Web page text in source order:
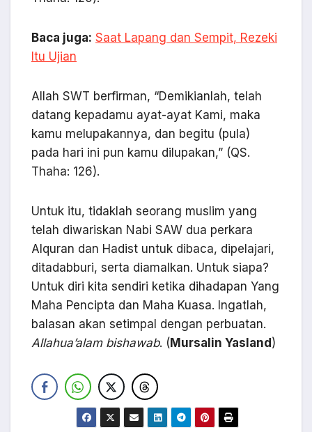
Baca juga: Saat Lapang dan Sempit, Rezeki
Itu Ujian
Allah SWT berfirman, “Demikianlah, telah
datang kepadamu ayat-ayat Kami, maka
kamu melupakannya, dan begitu (pula)
pada hari ini pun kamu dilupakan,” (QS.
Thaha: 126).
Untuk itu, tidaklah seorang muslim yang
telah diwariskan Nabi SAW dua perkara
Alquran dan Hadist untuk dibaca, dipelajari,
ditadabburi, serta diamalkan. Untuk siapa?
Untuk diri kita sendiri ketika dihadapan Yang
Maha Pencipta dan Maha Kuasa. Ingatlah,
balasan akan setimpal dengan perbuatan.
Allahua’alam bishawab. (Mursalin Yasland)